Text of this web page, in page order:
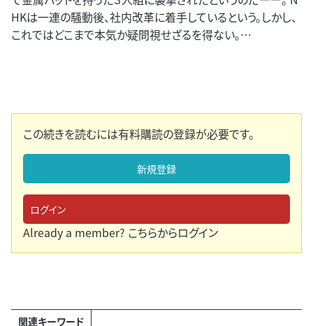
HKは一連の騒動後、社内改革に着手しているという。しかし、
これではどこまで本気か疑問視せざるを得ない。…
この続きを読むには有料購読の登録が必要です。
新規登録
ログイン
Already a member? こちらからログイン
関連キーワード